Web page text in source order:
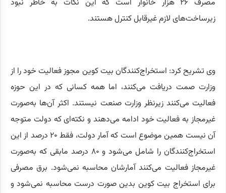
مصرف ۲۶ هزار خانوار است که این نکات به خاطر نبود
زیرساخت‌های لازم غیرقابل کنترل هستند.
وی تشریح کرد: استخراج‌کنندگان بیت کوین مجوز فعالیت خود را از
وزارت صمت دریافت می‌کنند، اما همه کسانی که در این حوزه
فعالیت می‌کنند زیرنظر وزارت صنعت نیستند. اکثر آن‌ها به‌صورت
غیرمجاز به فعالیت خود ادامه می‌دهند و نکته‌ای که دولت متوجه
آن نیست همین موضوع است که آمار دولت، فقط ۲۰ درصد از این
استخراج‌کنندگان را شامل می‌شود و ۸۰ درصد مابقی که به‌صورت
غیرمجاز فعالیت می‌کنند آمارشان محاسبه نمی‌شود. برق مصرفی
برای استخراج بیت کوین بدین صورت درست محاسبه نمی‌شود و